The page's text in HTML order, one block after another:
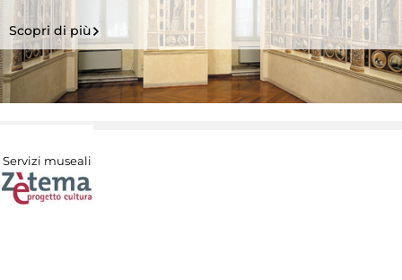
Scopri di più
Servizi museali